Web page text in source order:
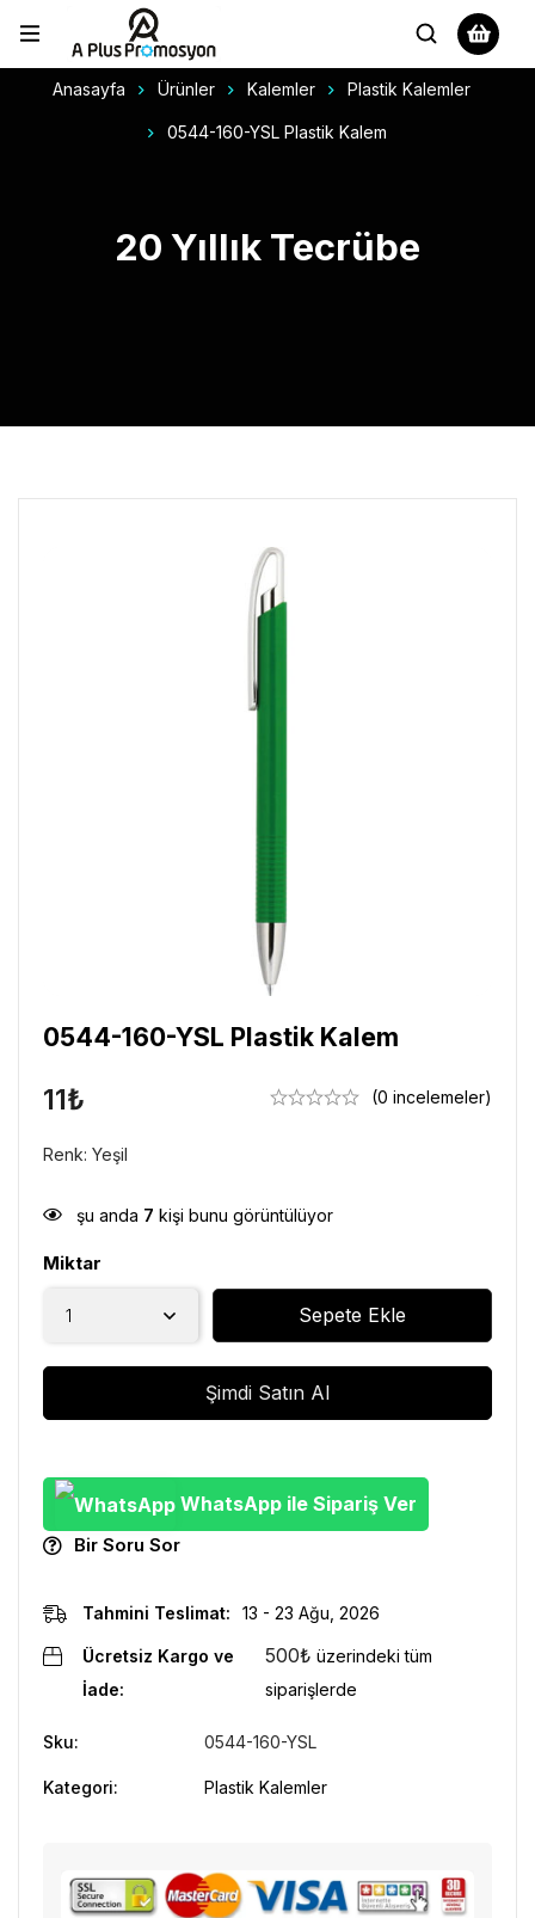
Anasayfa Ürünler Kalemler Plastik Kalemler
0544-160-YSL Plastik Kalem
20 Yıllık Tecrübe
0544-160-YSL Plastik Kalem
11₺ (0 incelemeler)
Renk: Yeşil
şu anda 7 kişi bunu görüntülüyor
Miktar
Sepete Ekle
Şimdi Satın Al
WhatsApp ile Sipariş Ver
Bir Soru Sor
Tahmini Teslimat: 13 - 23 Ağu, 2026
Ücretsiz Kargo ve
İade:
500₺ üzerindeki tüm
siparişlerde
Sku: 0544-160-YSL
Kategori: Plastik Kalemler